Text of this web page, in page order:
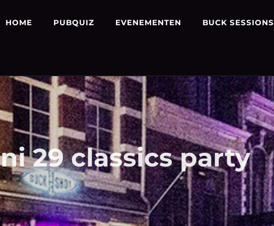
HOME PUBQUIZ EVENEMENTEN BUCK SESSIONS
29 classics party